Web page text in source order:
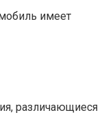
имеет
различающиеся